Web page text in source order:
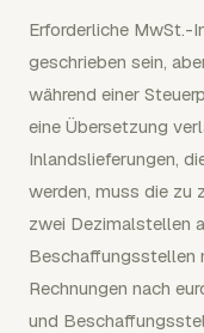
Erforderliche MwSt.-
geschrieben sein,
während einer
eine Übersetzung
Inlandslieferungen,
werden, muss die zu
zwei Dezimalstellen
Beschaffungsstellen
Rechnungen nach
und